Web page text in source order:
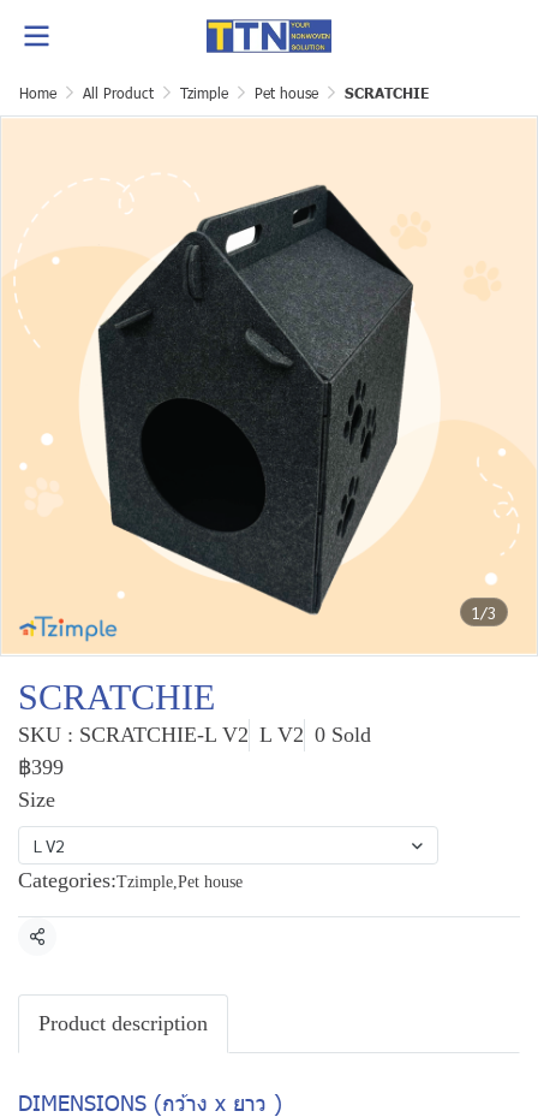
Home All Product Tzimple Pet house SCRATCHIE
1/3
SCRATCHIE
SKU : SCRATCHIE-L V2 L V2 0 Sold
฿399
Size
L V2
Categories:Tzimple,Pet house
Share
Product description
DIMENSIONS (กว้าง x ยาว )